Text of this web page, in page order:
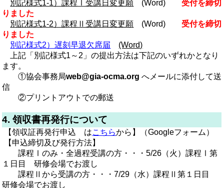
別記様式1-1）課程Ⅰ受講日変更願 (Word) 受付を締切
りました
別記様式1-2）課程Ⅱ受講日変更願 (Word) 受付を締切
りました
別記様式2）遅刻早退欠席届
(Word)
上記「別記様式1～2」の提出方法は下記のいずれかとなり
ます。
①協会事務局web@gia-ocma.org へメールに添付して送
信
②プリントアウトでの郵送
4. 領収書再発行について
【領収証再発行申込 はこちらから】
（Googleフォーム）
【申込締切及び発行方法】
課程Ⅰのみ・全過程受講の方・・・5/26（火）課程Ⅰ第
１日目 研修会場でお渡し
課程Ⅱから受講の方・・・7/29（水）課程Ⅱ第１日目
研修会場でお渡し